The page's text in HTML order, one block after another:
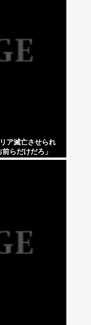
ア滅亡させられ
らだけだろ」